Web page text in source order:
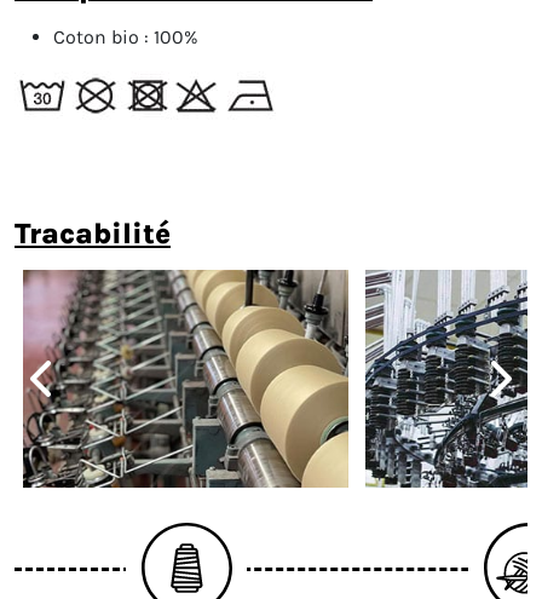
Coton bio : 100%
tracabilité